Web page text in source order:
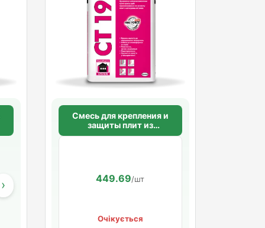
›
Смесь для крепления и
защиты плит из
минеральной ваты
449.69/шт
Очікується